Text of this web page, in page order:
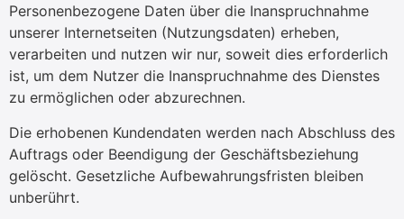
Personenbezogene Daten über die Inanspruchnahme
unserer Internetseiten (Nutzungsdaten) erheben,
verarbeiten und nutzen wir nur, soweit dies erforderlich
ist, um dem Nutzer die Inanspruchnahme des Dienstes
zu ermöglichen oder abzurechnen.
Die erhobenen Kundendaten werden nach Abschluss des
Auftrags oder Beendigung der Geschäftsbeziehung
gelöscht. Gesetzliche Aufbewahrungsfristen bleiben
unberührt.